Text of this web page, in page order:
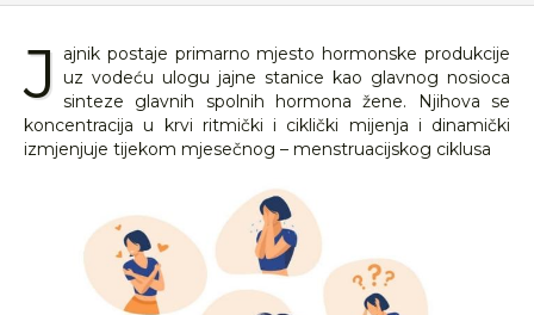
J ajnik postaje primarno mjesto hormonske produkcije
uz vodeću ulogu jajne stanice kao glavnog nosioca
sinteze glavnih spolnih hormona žene. Njihova se
koncentracija u krvi ritmički i ciklički mijenja i dinamički
izmjenjuje tijekom mjesečnog – menstruacijskog ciklusa